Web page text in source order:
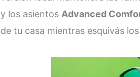
y los asientos Advanced
de tu casa mientras esquivás